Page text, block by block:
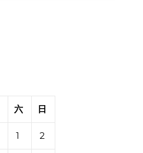
六 日
1 2